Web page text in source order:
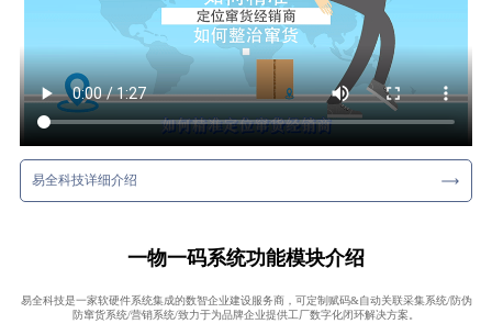
易全科技详细介绍
一物一码系统功能模块介绍
易全科技是一家软硬件系统集成的数智企业建设服务商，可定制赋码&自动关联采集系统/防伪
防窜货系统/营销系统/致力于为品牌企业提供工厂数字化闭环解决方案。